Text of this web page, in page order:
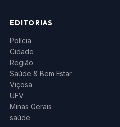
EDITORIAS
Polícia
Cidade
Região
Saúde & Bem Estar
Viçosa
UFV
Minas Gerais
saúde